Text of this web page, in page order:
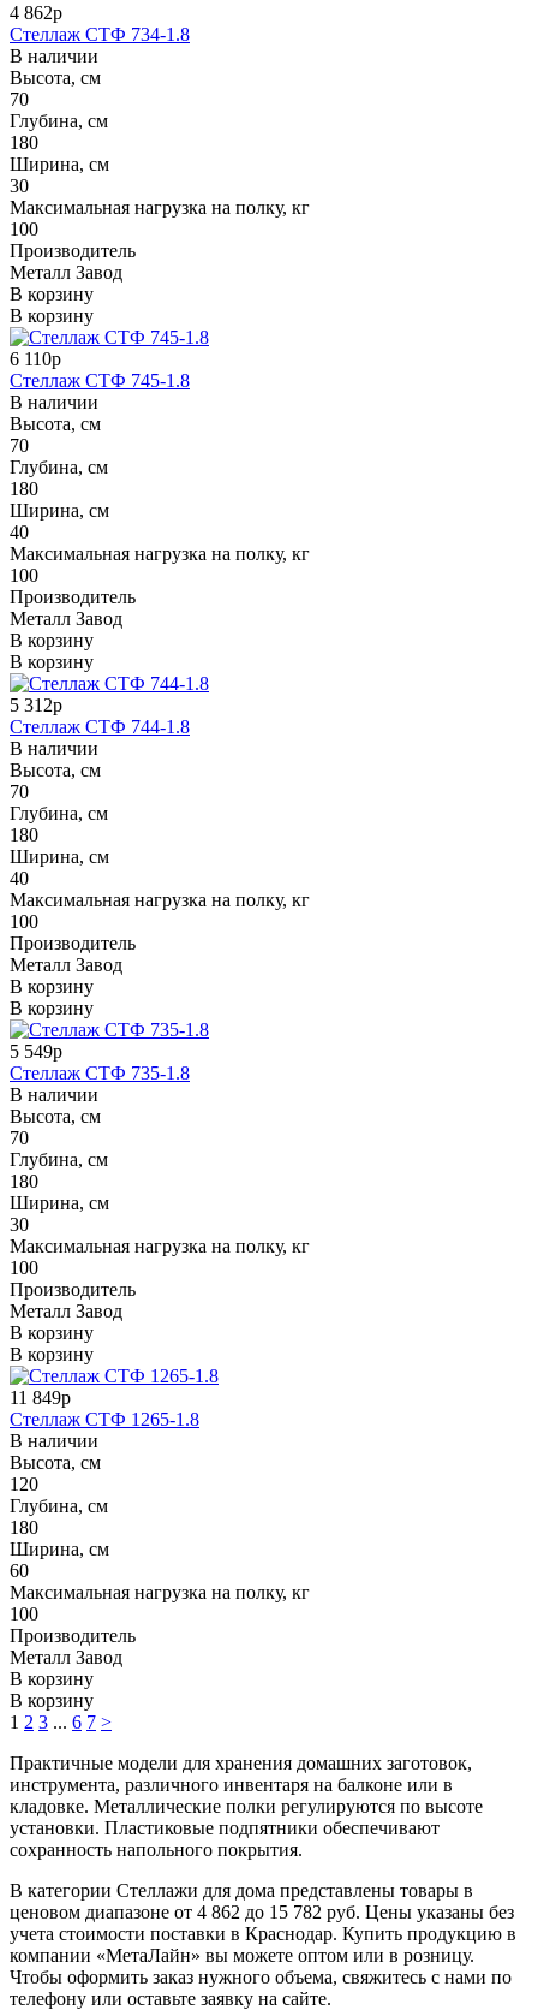
4 862р
Стеллаж СТФ 734-1.8
В наличии
Высота, см
70
Глубина, см
180
Ширина, см
30
Максимальная нагрузка на полку, кг
100
Производитель
Металл Завод
В корзину
В корзину
6 110р
Стеллаж СТФ 745-1.8
В наличии
Высота, см
70
Глубина, см
180
Ширина, см
40
Максимальная нагрузка на полку, кг
100
Производитель
Металл Завод
В корзину
В корзину
5 312р
Стеллаж СТФ 744-1.8
В наличии
Высота, см
70
Глубина, см
180
Ширина, см
40
Максимальная нагрузка на полку, кг
100
Производитель
Металл Завод
В корзину
В корзину
5 549р
Стеллаж СТФ 735-1.8
В наличии
Высота, см
70
Глубина, см
180
Ширина, см
30
Максимальная нагрузка на полку, кг
100
Производитель
Металл Завод
В корзину
В корзину
11 849р
Стеллаж СТФ 1265-1.8
В наличии
Высота, см
120
Глубина, см
180
Ширина, см
60
Максимальная нагрузка на полку, кг
100
Производитель
Металл Завод
В корзину
В корзину
1 2 3 ... 6 7 >
Практичные модели для хранения домашних заготовок,
инструмента, различного инвентаря на балконе или в
кладовке. Металлические полки регулируются по высоте
установки. Пластиковые подпятники обеспечивают
сохранность напольного покрытия.
В категории Стеллажи для дома представлены товары в
ценовом диапазоне от 4 862 до 15 782 руб. Цены указаны без
учета стоимости поставки в Краснодар. Купить продукцию в
компании «МетаЛайн» вы можете оптом или в розницу.
Чтобы оформить заказ нужного объема, свяжитесь с нами по
телефону или оставьте заявку на сайте.